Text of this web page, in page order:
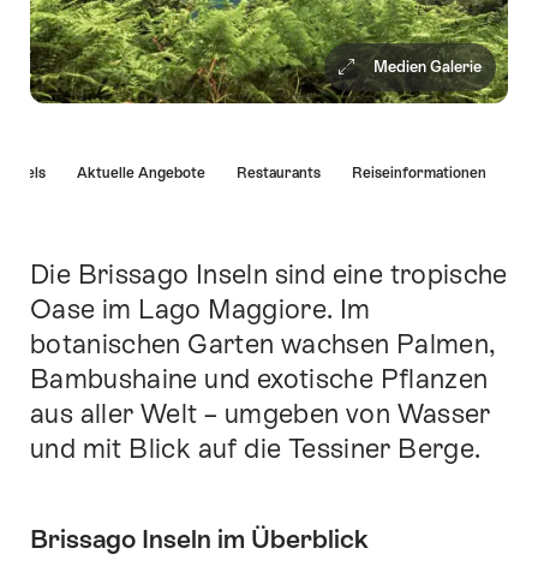
Medien Galerie
direkt
Ankerpunkten
auf
dieser
führen.
Hotels Aktuelle Angebote Restaurants Reiseinformationen
Einleitung
Die Brissago Inseln sind eine tropische
Oase im Lago Maggiore. Im
botanischen Garten wachsen Palmen,
Bambushaine und exotische Pflanzen
aus aller Welt – umgeben von Wasser
und mit Blick auf die Tessiner Berge.
Brissago Inseln im Überblick